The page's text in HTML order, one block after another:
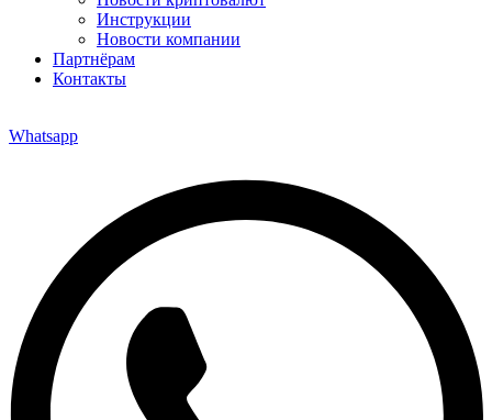
Инструкции
Новости компании
Партнёрам
Контакты
Whatsapp